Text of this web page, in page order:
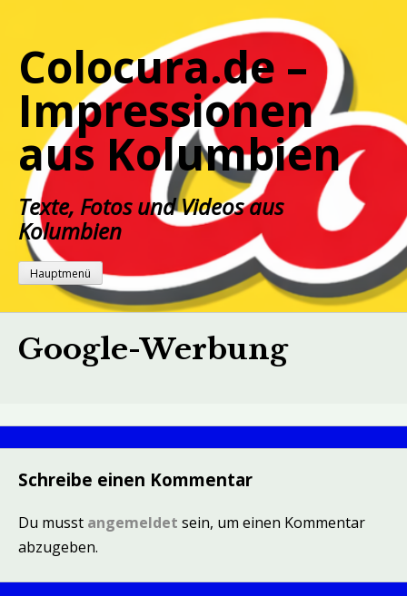
springen
Colocura.de –
Impressionen
aus Kolumbien
Texte, Fotos und Videos aus
Kolumbien
Hauptmenü
Google-Werbung
Schreibe einen Kommentar
Du musst angemeldet sein, um einen Kommentar
abzugeben.